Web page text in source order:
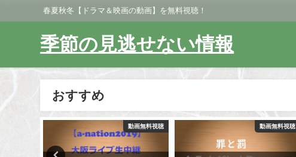
春夏秋冬【ドラマ＆映画の動画】を無料視聴！
季節の見逃せない情報
おすすめ
動画無料視聴 動画無料視聴